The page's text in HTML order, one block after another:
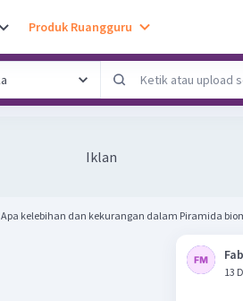
Produk Ruangguru
Iklan
Apa kelebihan dan kekurangan dalam Piramida
13